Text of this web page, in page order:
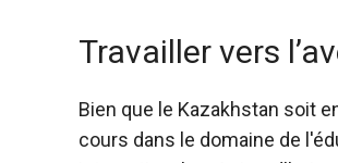
Travailler vers
​Bien que le Kazakhstan soit
cours dans le domaine de